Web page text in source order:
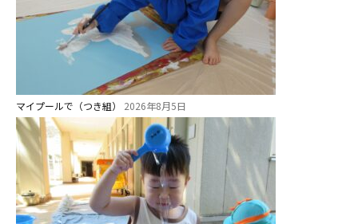
マイプールで（つき組） 2026年8月5日